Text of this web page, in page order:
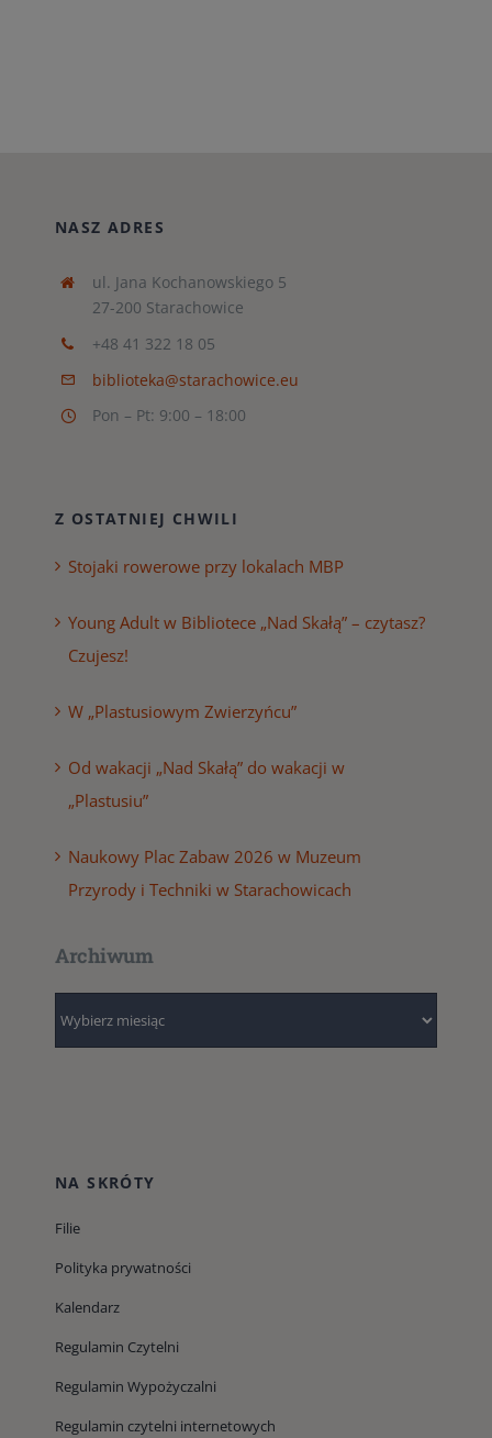
NASZ ADRES
ul. Jana Kochanowskiego 5
27-200 Starachowice
+48 41 322 18 05
biblioteka@starachowice.eu
Pon – Pt: 9:00 – 18:00
Z OSTATNIEJ CHWILI
Stojaki rowerowe przy lokalach MBP
Young Adult w Bibliotece „Nad Skałą” – czytasz?
Czujesz!
W „Plastusiowym Zwierzyńcu”
Od wakacji „Nad Skałą” do wakacji w
„Plastusiu”
Naukowy Plac Zabaw 2026 w Muzeum
Przyrody i Techniki w Starachowicach
Archiwum
NA SKRÓTY
Filie
Polityka prywatności
Kalendarz
Regulamin Czytelni
Regulamin Wypożyczalni
Regulamin czytelni internetowych